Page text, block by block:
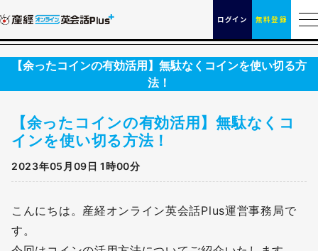
ログイン 無料登録
【余ったコインの有効活用】無駄なくコインを使い切る方
法！
【余ったコインの有効活用】無駄なくコ
インを使い切る方法！
2023年05月09日 1時00分
こんにちは。産経オンライン英会話Plus運営事務局で
す。